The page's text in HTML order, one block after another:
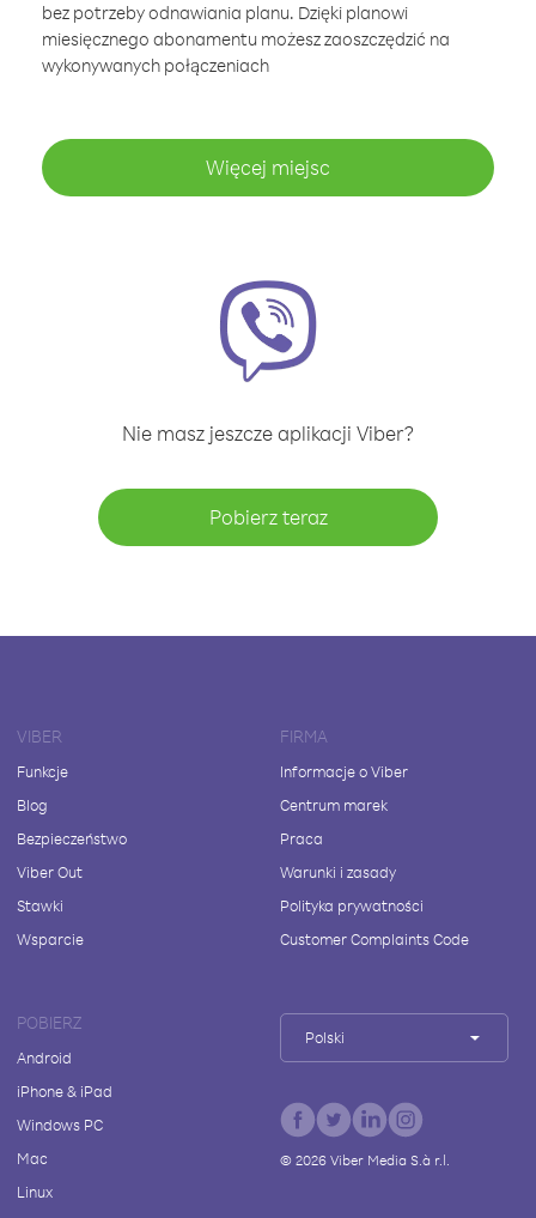
bez potrzeby odnawiania planu. Dzięki planowi
miesięcznego abonamentu możesz zaoszczędzić na
wykonywanych połączeniach
Więcej miejsc
Nie masz jeszcze aplikacji Viber?
Pobierz teraz
VIBER
Funkcje
Blog
Bezpieczeństwo
Viber Out
Stawki
Wsparcie
FIRMA
Informacje o Viber
Centrum marek
Praca
Warunki i zasady
Polityka prywatności
Customer Complaints Code
POBIERZ
Android
iPhone & iPad
Windows PC
Mac
Linux
Polski
© 2026Viber Media S.à r.l.